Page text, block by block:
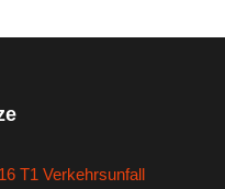
T1 Verkehrsunfall